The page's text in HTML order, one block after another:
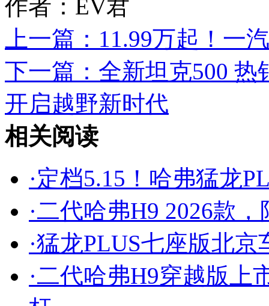
作者：EV君
上一篇： 11.99万起！一
下一篇： 全新坦克500 热
开启越野新时代
相关阅读
·定档5.15！哈弗猛龙
·二代哈弗H9 2026款
·猛龙PLUS七座版北京
·二代哈弗H9穿越版上